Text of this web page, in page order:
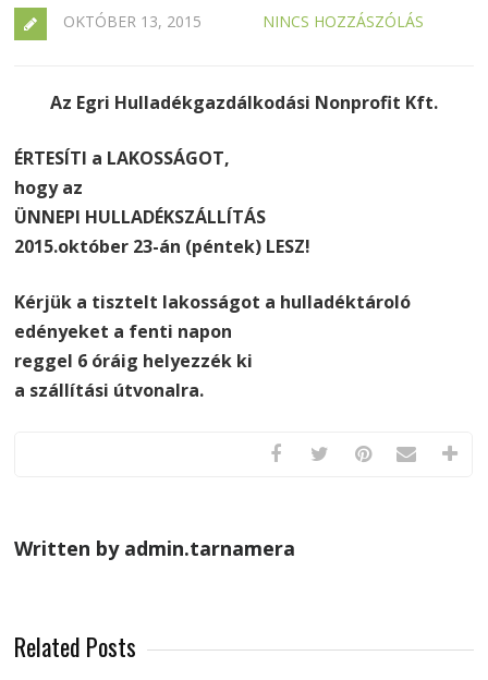
OKTÓBER 13, 2015 NINCS HOZZÁSZÓLÁS
Az Egri Hulladékgazdálkodási Nonprofit Kft.
ÉRTESÍTI a LAKOSSÁGOT,
hogy az
ÜNNEPI HULLADÉKSZÁLLÍTÁS
2015.október 23-án (péntek) LESZ!
Kérjük a tisztelt lakosságot a hulladéktároló
edényeket a fenti napon
reggel 6 óráig helyezzék ki
a szállítási útvonalra.
Written by admin.tarnamera
Related Posts